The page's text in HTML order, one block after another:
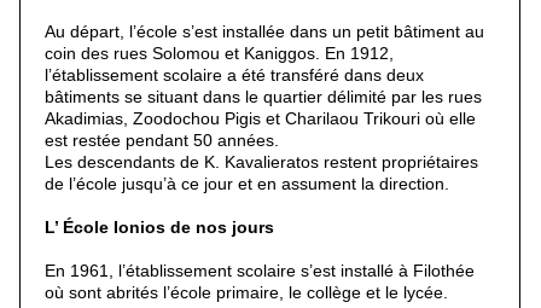
Au départ, l’école s’est installée dans un petit bâtiment au
coin des rues Solomou et Kaniggos. En 1912,
l’établissement scolaire a été transféré dans deux
bâtiments se situant dans le quartier délimité par les rues
Akadimias, Zoodochou Pigis et Charilaou Trikouri où elle
est restée pendant 50 années.
Les descendants de K. Kavalieratos restent propriétaires
de l’école jusqu’à ce jour et en assument la direction.
L’ École Ionios de nos jours
En 1961, l’établissement scolaire s’est installé à Filothée
où sont abrités l’école primaire, le collège et le lycée.